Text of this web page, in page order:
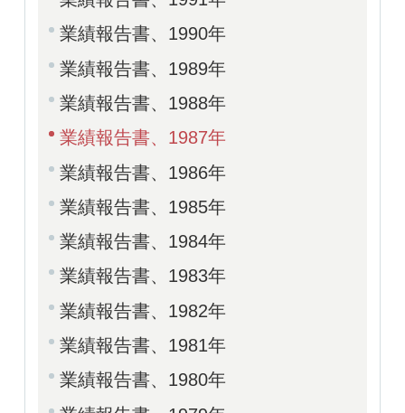
業績報告書、1990年
業績報告書、1989年
業績報告書、1988年
業績報告書、1987年
業績報告書、1986年
業績報告書、1985年
業績報告書、1984年
業績報告書、1983年
業績報告書、1982年
業績報告書、1981年
業績報告書、1980年